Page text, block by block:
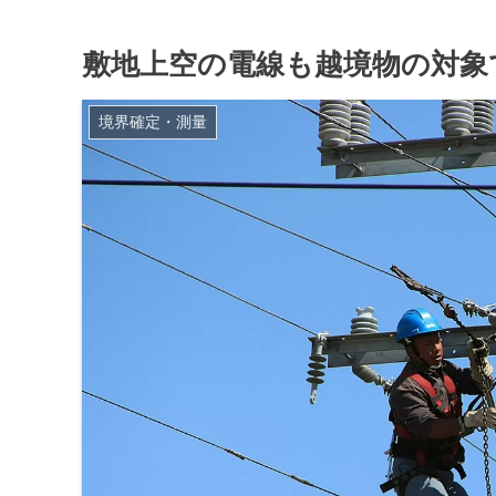
敷地上空の電線も越境物の対
境界確定・測量